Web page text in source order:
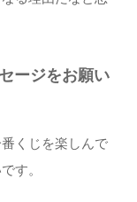
ージをお願い
くじを楽しんで
す。